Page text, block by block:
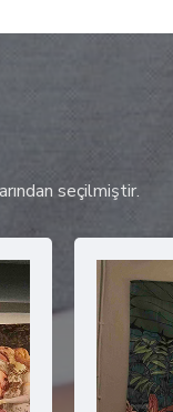
seçilmiştir.